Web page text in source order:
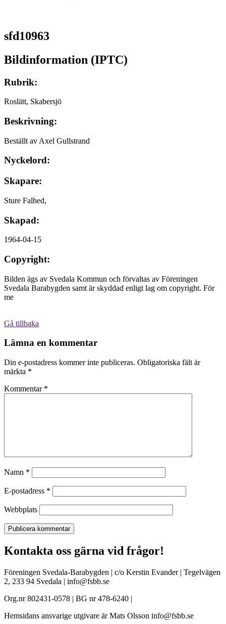
sfd10963
Bildinformation (IPTC)
Rubrik:
Roslätt, Skabersjö
Beskrivning:
Beställt av Axel Gullstrand
Nyckelord:
Skapare:
Sture Falhed,
Skapad:
1964-04-15
Copyright:
Bilden ägs av Svedala Kommun och förvaltas av Föreningen
Svedala Barabygden samt är skyddad enligt lag om copyright. För
me
Gå tillbaka
Lämna en kommentar
Din e-postadress kommer inte publiceras. Obligatoriska fält är
märkta *
Kommentar *
Namn *
E-postadress *
Webbplats
Kontakta oss gärna vid frågor!
Föreningen Svedala-Barabygden | c/o Kerstin Evander | Tegelvägen
2, 233 94 Svedala | info@fsbb.se
Org.nr 802431-0578 | BG nr 478-6240 |
Hemsidans ansvarige utgivare är Mats Olsson info@fsbb.se